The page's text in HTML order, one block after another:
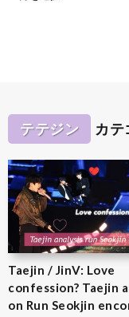
テテジン カテ
Taejin / JinV: Love
confession? Taejin
on Run Seokjin